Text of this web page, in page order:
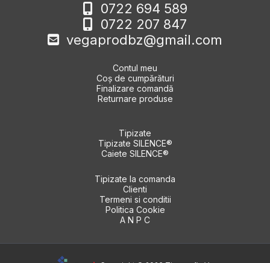
0722 694 589
0722 207 847
vegaprodbz@gmail.com
Contul meu
Coș de cumpărături
Finalizare comandă
Returnare produse
Tipizate
Tipizate SILENCE®
Caiete SILENCE®
Tipizate la comanda
Clienti
Termeni si conditii
Politica Cookie
A N P C